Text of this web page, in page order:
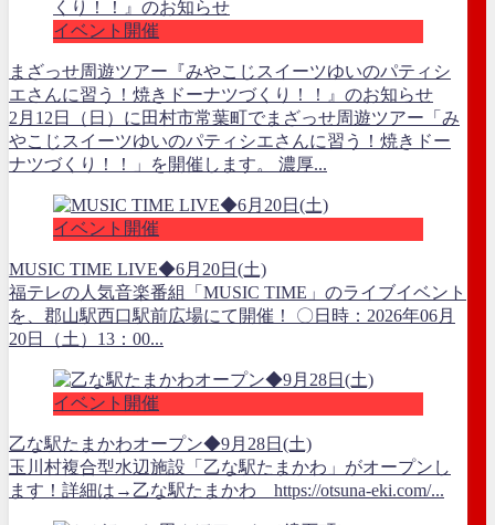
イベント開催
まざっせ周遊ツアー『みやこじスイーツゆいのパティシ
エさんに習う！焼きドーナツづくり！！』のお知らせ
2月12日（日）に田村市常葉町でまざっせ周遊ツアー「み
やこじスイーツゆいのパティシエさんに習う！焼きドー
ナツづくり！！」を開催します。 濃厚...
イベント開催
MUSIC TIME LIVE◆6月20日(土)
福テレの人気音楽番組「MUSIC TIME」のライブイベント
を、郡山駅西口駅前広場にて開催！ 〇日時：2026年06月
20日（土）13：00...
イベント開催
乙な駅たまかわオープン◆9月28日(土)
玉川村複合型水辺施設「乙な駅たまかわ」がオープンし
ます！詳細は→乙な駅たまかわ https://otsuna-eki.com/...